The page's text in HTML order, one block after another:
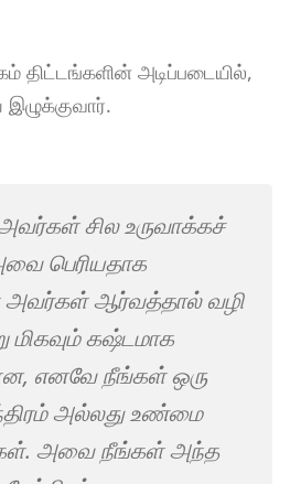
திட்டங்களின் அடிப்படையில்,
சில உருவாக்கச்
பெரியதாக
அவர்கள் ஆர்வத்தால் வழி
மிகவும் கஷ்டமாக
எனவே நீங்கள் ஒரு
அல்லது உண்மை
அவை நீங்கள் அந்த